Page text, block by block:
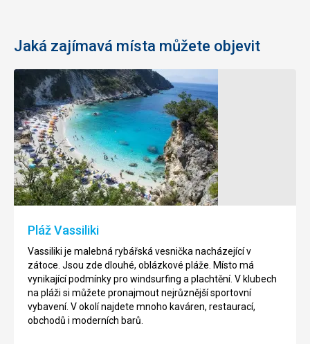
Jaká zajímavá místa můžete objevit
Pláž Vassiliki
Vassiliki je malebná rybářská vesnička nacházející v
zátoce. Jsou zde dlouhé, oblázkové pláže. Místo má
vynikající podmínky pro windsurfing a plachtění. V klubech
na pláži si můžete pronajmout nejrůznější sportovní
vybavení. V okolí najdete mnoho kaváren, restaurací,
obchodů i moderních barů.
Klášter
Panagia
Faneromeni
Tento
klášter
je
nejdůležitějším
centrem
ostrově
Lefkada.
Nachází
Pláž
Milos
v
Agios
Nikitas
Agios
Nikitas
malá
rybářská
vesnička
nacházející